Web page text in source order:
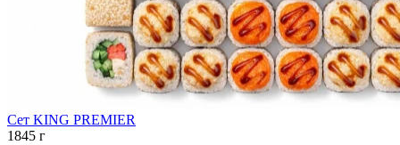
Сет KING PREMIER
1845 г